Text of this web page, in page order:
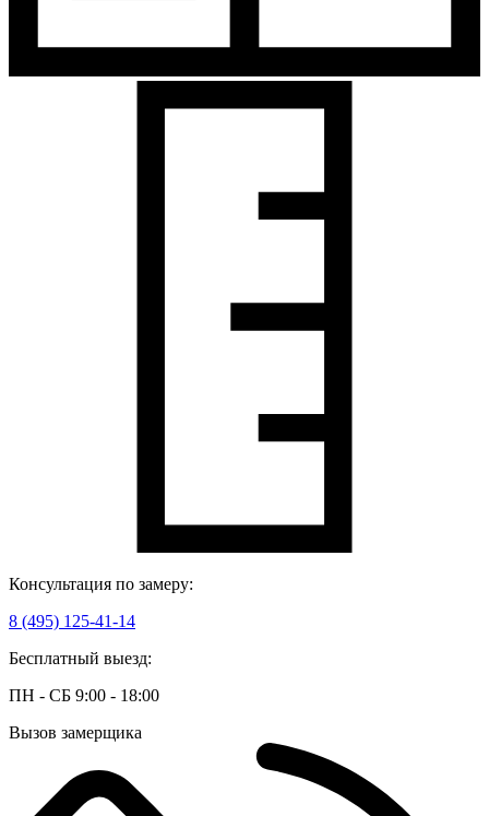
Консультация по замеру:
8 (495) 125-41-14
Бесплатный выезд:
ПН - СБ 9:00 - 18:00
Вызов замерщика